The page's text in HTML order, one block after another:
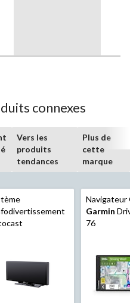
connexes
Vers les
produits
tendances
Plus de
cette
marque
Navigateur
Garmin
76